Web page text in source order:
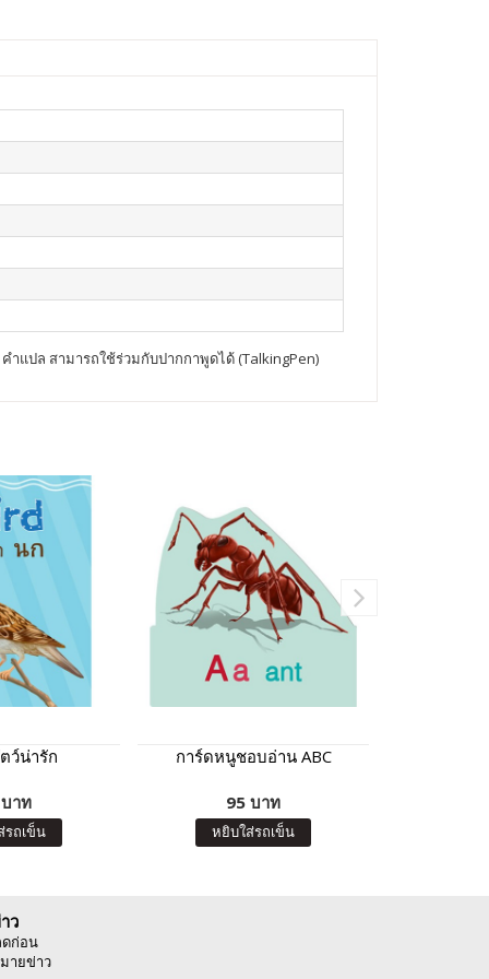
แปล สามารถใช้ร่วมกับปากกาพูดได้ (TalkingPen)
ว์น่ารัก
าท
รถเข็น
การ์ดหนูชอบอ่าน ABC
95 บาท
หยิบใส่รถเข็น
ว
ก่อน
ายข่าว